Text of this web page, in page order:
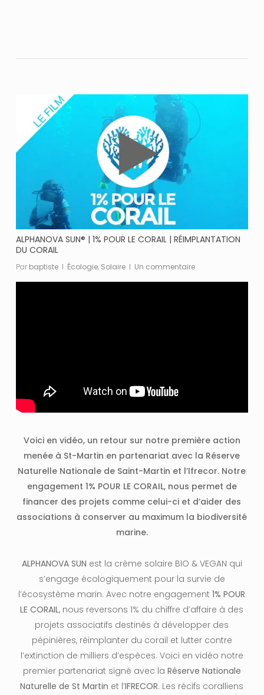
ALPHANOVA SUN® | 1% POUR LE CORAIL | RÉIMPLANTATION
DU CORAIL
Par baptiste Écologie, Solaire Un commentaire
Voici en vidéo, un retour sur notre première action
menée à St-Martin en partenariat avec la Réserve
Naturelle Nationale de Saint-Martin et l’Ifrecor. Notre
engagement 1% POUR LE CORAIL, nous permet de
financer des projets comme celui-ci et d’aider des
associations à conserver au maximum la biodiversité
marine.
ALPHANOVA SUN est la crème solaire BIO & VEGAN qui
s’engage écologiquement pour la survie de
l’écosystème marin. Avec notre engagement1% POUR
LE CORAIL, nous reversons 1% du chiffre d’affaire à des
projets associatifs destinés à développer des
pépinières, réimplanter du corail et lutter contre
l’extinction de milliers d’espèces. Voici en vidéo notre
premier partenariat signé avec la Réserve Nationale
Naturelle de St Martin et l’IFRECOR. Les récifs coralliens